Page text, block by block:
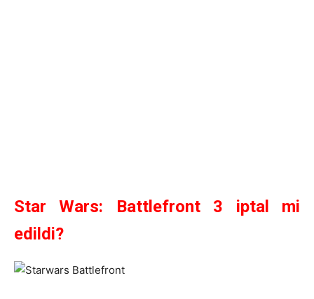
Star Wars: Battlefront 3 iptal mi
edildi?